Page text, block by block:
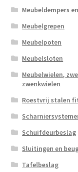
Meubeldempers
Meubelgrepen
Meubelpoten
Meubelsloten
Meubelwielen,
zwenkwielen
Roestvrij stalen
Schuifdeurbeslag
Sluitingen en
Tafelbeslag